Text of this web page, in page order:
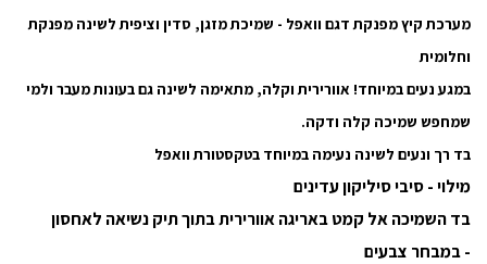
מערכת קיץ מפנקת דגם וואפל - שמיכת מזגן, סדין וציפית לשינה מפנקת
וחלומית
במגע נעים במיוחד! אוורירית וקלה, מתאימה לשינה גם בעונות מעבר ולמי
שמחפש שמיכה קלה ודקה.
בד רך ונעים לשינה נעימה במיוחד בטקסטורת וואפל
מילוי - סיבי סיליקון עדינים
בד השמיכה אל קמט באריגה אוורירית בתוך תיק נשיאה לאחסון
-במבחר צבעים